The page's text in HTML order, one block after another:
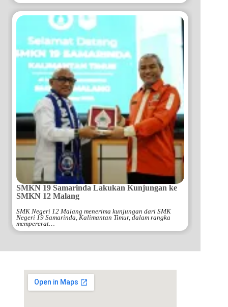
SMKN 19 Samarinda Lakukan Kunjungan ke
SMKN 12 Malang
SMK Negeri 12 Malang menerima kunjungan dari SMK
Negeri 19 Samarinda, Kalimantan Timur, dalam rangka
mempererat…